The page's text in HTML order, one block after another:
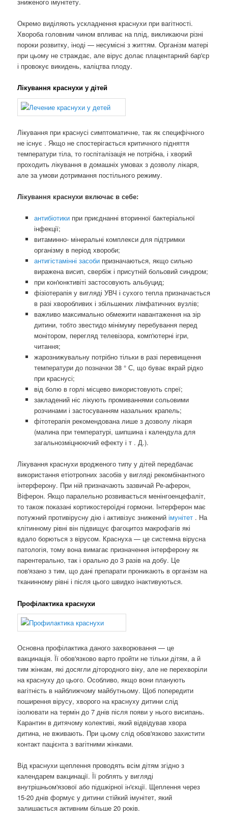
Окремо виділяють ускладнення краснухи при вагітності.
Хвороба головним чином впливає на плід, викликаючи різні
пороки розвитку, іноді — несумісні з життям. Організм матері
при цьому не страждає, але вірус долає плацентарний бар'єр
і провокує викидень, каліцтва плоду.
Лікування краснухи у дітей
Лікування при краснусі симптоматичне, так як специфічного
не існує . Якщо не спостерігається критичного підняття
температури тіла, то госпіталізація не потрібна, і хворий
проходить лікування в домашніх умовах з дозволу лікаря,
але за умови дотримання постільного режиму.
Лікування краснухи включає в себе:
антибіотики при приєднанні вторинної бактеріальної
інфекції;
витаминно- мінеральні комплекси для підтримки
організму в період хвороби;
антигістамінні засоби призначаються, якщо сильно
виражена висип, свербіж і присутній больовий синдром;
при кон'юнктивіті застосовують альбуцид;
фізіотерапія у вигляді УВЧ і сухого тепла призначається
в разі хворобливих і збільшених лімфатичних вузлів;
важливо максимально обмежити навантаження на зір
дитини, тобто звестидо мінімуму перебування перед
монітором, перегляд телевізора, комп'ютерні ігри,
читання;
жарознижувальну потрібно тільки в разі перевищення
температури до позначки 38 ° С, що буває вкрай рідко
при краснусі;
від болю в горлі місцево використовують спреї;
закладений ніс лікують промиваннями сольовими
розчинами і застосуванням назальних крапель;
фітотерапія рекомендована лише з дозволу лікаря
(малина при температурі, шипшина і календула для
загальнозміцнюючий ефекту і т . Д.).
Лікування краснухи вродженого типу у дітей передбачає
використання етіотропних засобів у вигляді рекомбінантного
інтерферону. При ній призначають зазвичай Ре-аферон,
Віферон. Якщо паралельно розвивається менінгоенцефаліт,
то також показані кортикостероїдні гормони. Інтерферон має
потужний противірусну дію і активізує зниженийімунітет . На
клітинному рівні він підвищує фагоцитоз макрофагів які
вдало борються з вірусом. Краснуха — це системна вірусна
патологія, тому вона вимагає призначення інтерферону як
парентерально, так і орально до 3 разів на добу. Це
пов'язано з тим, що дані препарати проникають в організм на
тканинному рівні і після цього швидко інактивуються.
Профілактика краснухи
Основна профілактика даного захворювання — це
вакцинація. Її обов'язково варто пройти не тільки дітям, а й
тим жінкам, які досягли дітородного віку, але не перехворіли
на краснуху до цього. Особливо, якщо вони планують
вагітність в найближчому майбутньому. Щоб попередити
поширення вірусу, хворого на краснуху дитини слід
ізолювати на термін до 7 днів після появи у нього висипань.
Карантин в дитячому колективі, який відвідував хвора
дитина, не вживають. При цьому слід обов'язково захистити
контакт пацієнта з вагітними жінками.
Від краснухи щеплення проводять всім дітям згідно з
календарем вакцинації. Її роблять у вигляді
внутрішньом'язової або підшкірної ін'єкції. Щеплення через
15-20 днів формує у дитини стійкий імунітет, який
залишається активним більше 20 років.